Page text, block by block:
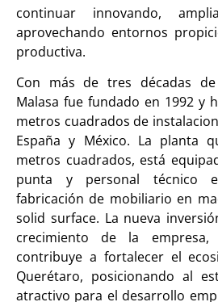
continuar innovando,
aprovechando entornos
productiva.
Con más de tres décadas de
Malasa fue fundado en 1992 y
metros cuadrados de
España y México. La planta
metros cuadrados, está
punta y personal técnico
fabricación de mobiliario en
solid surface. La nueva
crecimiento de la
contribuye a fortalecer el
Querétaro, posicionando al
atractivo para el desarrollo